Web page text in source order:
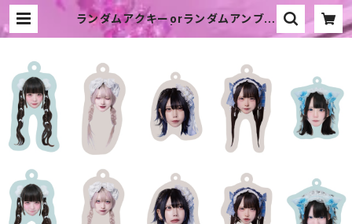
ランダムアクキーorランダムアンブレ
ラマーカー | Kyunntahi